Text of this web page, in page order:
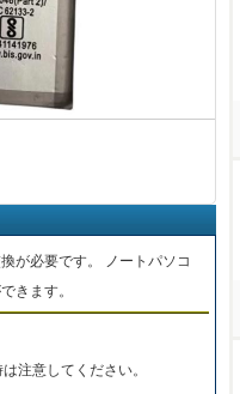
が必要です。 ノートパソコ
きます。
注意してください。